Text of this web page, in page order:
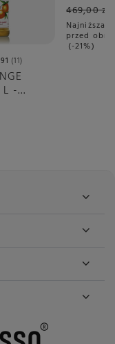
11
L -
1344 -
Station
469,00 zł
Najniższa
przed
-21%